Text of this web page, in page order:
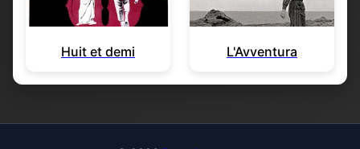
Huit et demi L'Avventura